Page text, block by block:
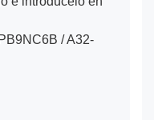
/ A32-